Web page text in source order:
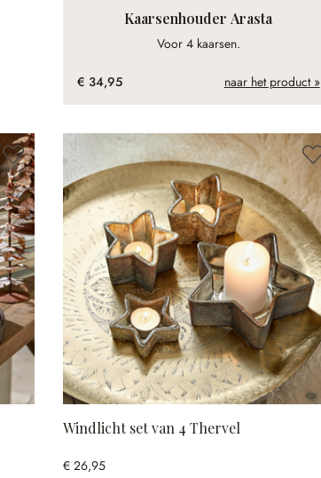
Kaarsenhouder Arasta
Voor 4 kaarsen.
€ 34,95 naar het product »
Windlicht set van 4 Thervel
€ 26,95